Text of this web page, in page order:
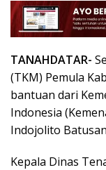
TANAHDATAR-
(TKM) Pemula
bantuan dari
Indonesia
Indojolito
Kepala Dinas